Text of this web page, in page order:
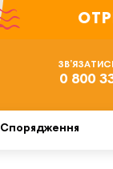
0 800
Спорядження